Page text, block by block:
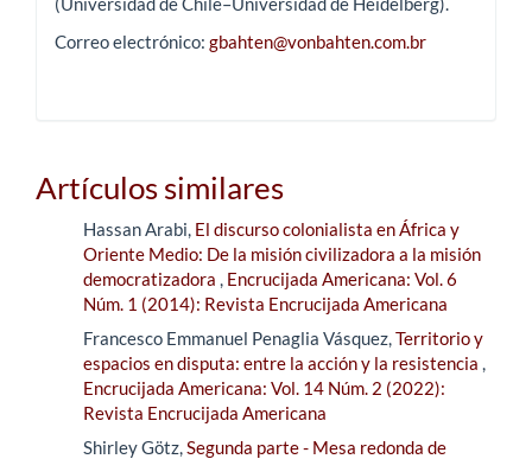
Correo electrónico: gbahten@vonbahten.com.br
Artículos similares
Hassan Arabi, El discurso colonialista en África y
Oriente Medio: De la misión civilizadora a la misión
democratizadora , Encrucijada Americana: Vol. 6
Núm. 1 (2014): Revista Encrucijada Americana
Francesco Emmanuel Penaglia Vásquez,Territorio y
espacios en disputa: entre la acción y la resistencia ,
Encrucijada Americana: Vol. 14 Núm. 2 (2022):
Revista Encrucijada Americana
Shirley Götz,Segunda parte - Mesa redonda de